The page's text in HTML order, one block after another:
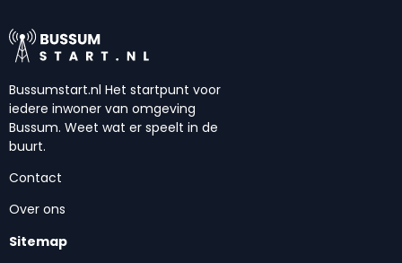
Bussumstart.nl Het startpunt voor
iedere inwoner van omgeving
Bussum. Weet wat er speelt in de
buurt.
Contact
Over ons
Sitemap